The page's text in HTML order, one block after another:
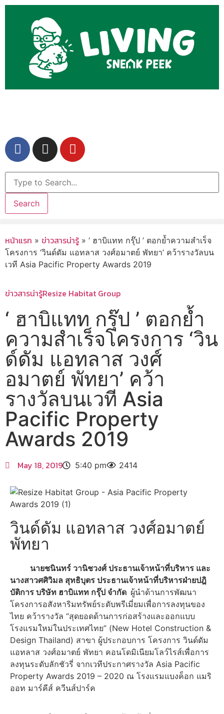
Search
หน้าแรก » ข่าวสารน่ารู้ » ‘ ฮาบิแทท กรุ๊ป ’ ตอกย้ำความสำเร็จ
โครงการ ‘วินด์ดัม แอทลาส วงศ์อมาตย์ พัทยา’ คว้ารางวัลบน
เวที Asia Pacific Property Awards 2019
ข่าวสารน่ารู้Resize Habitat Group
‘ ฮาบิแทท กรุ๊ป ’ ตอกย้ำ
ความสำเร็จโครงการ ‘วิน
ด์ดัม แอทลาส วงศ์
อมาตย์ พัทยา’ คว้า
รางวัลบนเวที Asia
Pacific Property
Awards 2019
May 18, 2019 5:40 pm 2414
วินด์ดัม แอทลาส วงศ์อมาตย์
พัทยา
นายชนินทร์ วานิชวงศ์ ประธานเจ้าหน้าที่บริหาร และ
นางสาวศศิวิมล สุทธิบุตร ประธานเจ้าหน้าที่บริหารฝ่ายปฎิ
บัติการ บริษัท ฮาบิแทท กรุ๊ป จำกัด ผู้นำด้านการพัฒนา
โครงการอสังหาริมทรัพย์ระดับพรีเมี่ยมเพื่อการลงทุนของ
ไทย คว้ารางวัล “สุดยอดด้านการก่อสร้างและออกแบบ
โรงแรมใหม่ในประเทศไทย” (New Hotel Construction &
Design Thailand) สาขา ผู้ประกอบการ โครงการ วินด์ดัม
แอทลาส วงศ์อมาตย์ พัทยา คอนโดมิเนียมโลว์ไรส์เพื่อการ
ลงทุนระดับลักชัวรี่ จากเวทีประกาศรางวัล Asia Pacific
Property Awards 2019 – 2020 ณ โรงแรมแบงค็อก แมริ
ออท มาร์คีส์ ควีนส์ปาร์ค